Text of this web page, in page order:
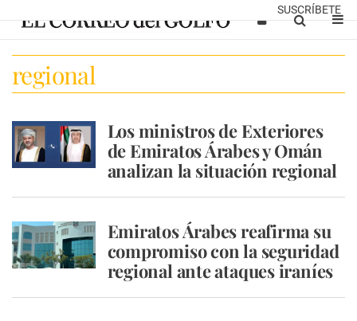
SUSCRÍBETE
regional
Los ministros de Exteriores
de Emiratos Árabes y Omán
analizan la situación regional
Emiratos Árabes reafirma su
compromiso con la seguridad
regional ante ataques iraníes